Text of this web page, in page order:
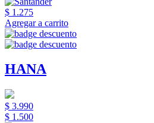
$ 1.275
Agregar a carrito
HANA
$ 3.990
$ 1.500